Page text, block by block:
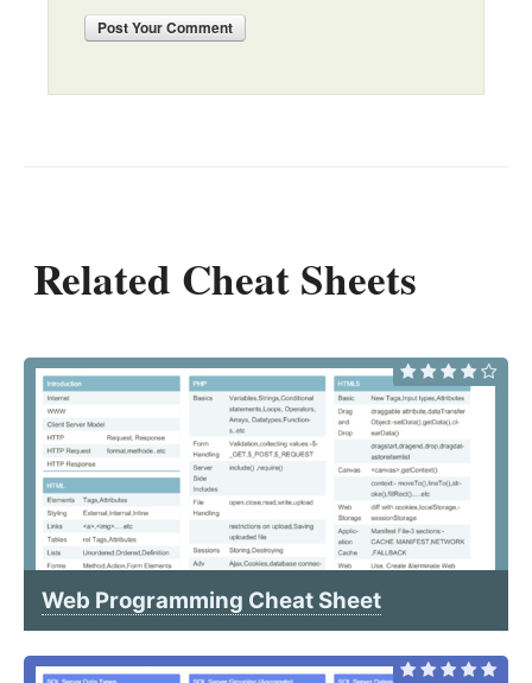
PostYour Comment
Related Cheat Sheets
Web Programming Cheat Sheet